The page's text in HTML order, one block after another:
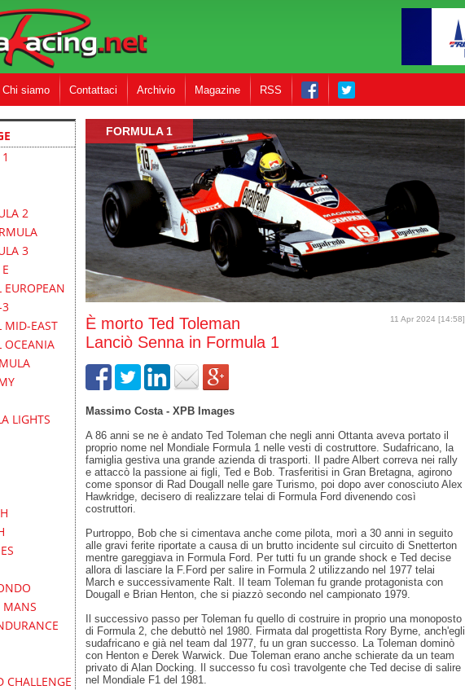
Chi siamo Contattaci Archivio Magazine RSS
2
3
EUROPEAN
3
MID-EAST
OCEANIA
LIGHTS
MANS
CHALLENGE
FORMULA 1
11 Apr 2024 [14:58]
È morto Ted Toleman
Lanciò Senna in Formula 1
Massimo Costa - XPB Images
A 86 anni se ne è andato Ted Toleman che negli anni Ottanta aveva portato il
proprio nome nel Mondiale Formula 1 nelle vesti di costruttore. Sudafricano, la
famiglia gestiva una grande azienda di trasporti. Il padre Albert correva nei rally
e attaccò la passione ai figli, Ted e Bob. Trasferitisi in Gran Bretagna, agirono
come sponsor di Rad Dougall nelle gare Turismo, poi dopo aver conosciuto Alex
Hawkridge, decisero di realizzare telai di Formula Ford divenendo così
costruttori.
Purtroppo, Bob che si cimentava anche come pilota, morì a 30 anni in seguito
alle gravi ferite riportate a causa di un brutto incidente sul circuito di Snetterton
mentre gareggiava in Formula Ford. Per tutti fu un grande shock e Ted decise
allora di lasciare la F.Ford per salire in Formula 2 utilizzando nel 1977 telai
March e successivamente Ralt. Il team Toleman fu grande protagonista con
Dougall e Brian Henton, che si piazzò secondo nel campionato 1979.
Il successivo passo per Toleman fu quello di costruire in proprio una monoposto
di Formula 2, che debuttò nel 1980. Firmata dal progettista Rory Byrne, anch'egli
sudafricano e già nel team dal 1977, fu un gran successo. La Toleman dominò
con Henton e Derek Warwick. Due Toleman erano anche schierate da un team
privato di Alan Docking. Il successo fu così travolgente che Ted decise di salire
nel Mondiale F1 del 1981.